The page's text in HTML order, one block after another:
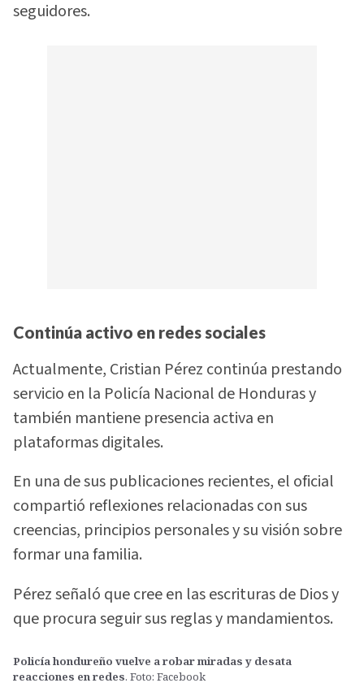
seguidores.
Continúa activo en redes sociales
Actualmente, Cristian Pérez continúa prestando
servicio en la Policía Nacional de Honduras y
también mantiene presencia activa en
plataformas digitales.
En una de sus publicaciones recientes, el oficial
compartió reflexiones relacionadas con sus
creencias, principios personales y su visión sobre
formar una familia.
Pérez señaló que cree en las escrituras de Dios y
que procura seguir sus reglas y mandamientos.
Policía hondureño vuelve a robar miradas y desata
reacciones en redes. Foto: Facebook